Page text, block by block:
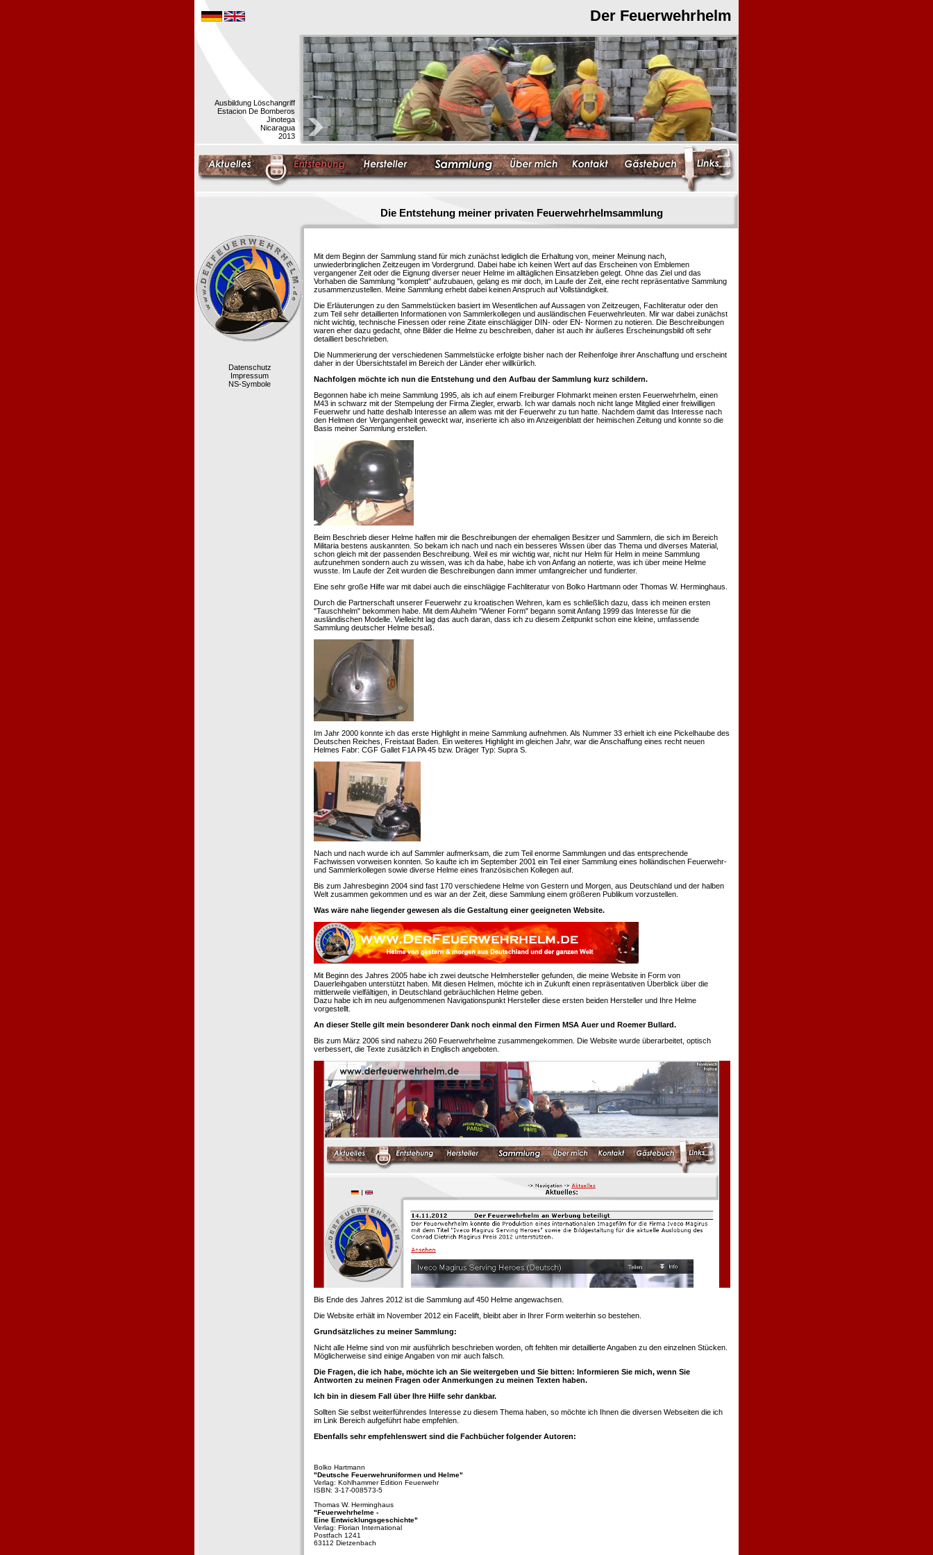
Der Feuerwehrhelm
Ausbildung Löschangriff
Estacion De Bomberos
Jinotega
Nicaragua
2013
Die Entstehung meiner privaten Feuerwehrhelmsammlung
Datenschutz
Impressum
NS-Symbole
Mit dem Beginn der Sammlung stand für mich zunächst lediglich die Erhaltung von, meiner Meinung nach,
unwiederbringlichen Zeitzeugen im Vordergrund. Dabei habe ich keinen Wert auf das Erscheinen von Emblemen
vergangener Zeit oder die Eignung diverser neuer Helme im alltäglichen Einsatzleben gelegt. Ohne das Ziel und das
Vorhaben die Sammlung "komplett" aufzubauen, gelang es mir doch, im Laufe der Zeit, eine recht repräsentative Sammlung
zusammenzustellen. Meine Sammlung erhebt dabei keinen Anspruch auf Vollständigkeit.
Die Erläuterungen zu den Sammelstücken basiert im Wesentlichen auf Aussagen von Zeitzeugen, Fachliteratur oder den
zum Teil sehr detaillierten Informationen von Sammlerkollegen und ausländischen Feuerwehrleuten. Mir war dabei zunächst
nicht wichtig, technische Finessen oder reine Zitate einschlägiger DIN- oder EN- Normen zu notieren. Die Beschreibungen
waren eher dazu gedacht, ohne Bilder die Helme zu beschreiben, daher ist auch ihr äußeres Erscheinungsbild oft sehr
detailliert beschrieben.
Die Nummerierung der verschiedenen Sammelstücke erfolgte bisher nach der Reihenfolge ihrer Anschaffung und erscheint
daher in der Übersichtstafel im Bereich der Länder eher willkürlich.
Nachfolgen möchte ich nun die Entstehung und den Aufbau der Sammlung kurz schildern.
Begonnen habe ich meine Sammlung 1995, als ich auf einem Freiburger Flohmarkt meinen ersten Feuerwehrhelm, einen
M43 in schwarz mit der Stempelung der Firma Ziegler, erwarb. Ich war damals noch nicht lange Mitglied einer freiwilligen
Feuerwehr und hatte deshalb Interesse an allem was mit der Feuerwehr zu tun hatte. Nachdem damit das Interesse nach
den Helmen der Vergangenheit geweckt war, inserierte ich also im Anzeigenblatt der heimischen Zeitung und konnte so die
Basis meiner Sammlung erstellen.
Beim Beschrieb dieser Helme halfen mir die Beschreibungen der ehemaligen Besitzer und Sammlern, die sich im Bereich
Militaria bestens auskannten. So bekam ich nach und nach ein besseres Wissen über das Thema und diverses Material,
schon gleich mit der passenden Beschreibung. Weil es mir wichtig war, nicht nur Helm für Helm in meine Sammlung
aufzunehmen sondern auch zu wissen, was ich da habe, habe ich von Anfang an notierte, was ich über meine Helme
wusste. Im Laufe der Zeit wurden die Beschreibungen dann immer umfangreicher und fundierter.
Eine sehr große Hilfe war mit dabei auch die einschlägige Fachliteratur von Bolko Hartmann oder Thomas W. Herminghaus.
Durch die Partnerschaft unserer Feuerwehr zu kroatischen Wehren, kam es schließlich dazu, dass ich meinen ersten
"Tauschhelm" bekommen habe. Mit dem Aluhelm "Wiener Form" begann somit Anfang 1999 das Interesse für die
ausländischen Modelle. Vielleicht lag das auch daran, dass ich zu diesem Zeitpunkt schon eine kleine, umfassende
Sammlung deutscher Helme besaß.
Im Jahr 2000 konnte ich das erste Highlight in meine Sammlung aufnehmen. Als Nummer 33 erhielt ich eine Pickelhaube des
Deutschen Reiches, Freistaat Baden. Ein weiteres Highlight im gleichen Jahr, war die Anschaffung eines recht neuen
Helmes Fabr: CGF Gallet F1A PA 45 bzw. Dräger Typ: Supra S.
Nach und nach wurde ich auf Sammler aufmerksam, die zum Teil enorme Sammlungen und das entsprechende
Fachwissen vorweisen konnten. So kaufte ich im September 2001 ein Teil einer Sammlung eines holländischen Feuerwehr-
und Sammlerkollegen sowie diverse Helme eines französischen Kollegen auf.
Bis zum Jahresbeginn 2004 sind fast 170 verschiedene Helme von Gestern und Morgen, aus Deutschland und der halben
Welt zusammen gekommen und es war an der Zeit, diese Sammlung einem größeren Publikum vorzustellen.
Was wäre nahe liegender gewesen als die Gestaltung einer geeigneten Website.
Mit Beginn des Jahres 2005 habe ich zwei deutsche Helmhersteller gefunden, die meine Website in Form von
Dauerleihgaben unterstützt haben. Mit diesen Helmen, möchte ich in Zukunft einen repräsentativen Überblick über die
mittlerweile vielfältigen, in Deutschland gebräuchlichen Helme geben.
Dazu habe ich im neu aufgenommenen Navigationspunkt Hersteller diese ersten beiden Hersteller und Ihre Helme
vorgestellt.
An dieser Stelle gilt mein besonderer Dank noch einmal den Firmen MSA Auer und Roemer Bullard.
Bis zum März 2006 sind nahezu 260 Feuerwehrhelme zusammengekommen. Die Website wurde überarbeitet, optisch
verbessert, die Texte zusätzlich in Englisch angeboten.
Bis Ende des Jahres 2012 ist die Sammlung auf 450 Helme angewachsen.
Die Website erhält im November 2012 ein Facelift, bleibt aber in Ihrer Form weiterhin so bestehen.
Grundsätzliches zu meiner Sammlung:
Nicht alle Helme sind von mir ausführlich beschrieben worden, oft fehlten mir detaillierte Angaben zu den einzelnen Stücken.
Möglicherweise sind einige Angaben von mir auch falsch.
Die Fragen, die ich habe, möchte ich an Sie weitergeben und Sie bitten: Informieren Sie mich, wenn Sie
Antworten zu meinen Fragen oder Anmerkungen zu meinen Texten haben.
Ich bin in diesem Fall über Ihre Hilfe sehr dankbar.
Sollten Sie selbst weiterführendes Interesse zu diesem Thema haben, so möchte ich Ihnen die diversen Webseiten die ich
im Link Bereich aufgeführt habe empfehlen.
Ebenfalls sehr empfehlenswert sind die Fachbücher folgender Autoren:
Bolko Hartmann
"Deutsche Feuerwehruniformen und Helme"
Verlag: Kohlhammer Edition Feuerwehr
ISBN: 3-17-008573-5
Thomas W. Herminghaus
"Feuerwehrhelme -
Eine Entwicklungsgeschichte"
Verlag: Florian International
Postfach 1241
63112 Dietzenbach